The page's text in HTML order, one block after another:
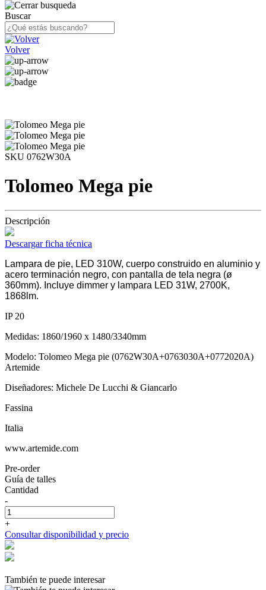
Buscar
Volver
SKU 0762W30A
Tolomeo Mega pie
Descripción
Descargar ficha técnica
Lampara de pie, LED 310W, cuerpo construido en aluminio y
acero terminación negro, con pantalla de tela negra (ø
360mm). Incluye dimmer y lampara LED 31W, 2700K,
1868lm.
IP 20
Medidas: 1860/1960 x 1480/3340mm
Modelo: Tolomeo Mega pie (0762W30A+0763030A+0772020A)
Artemide
Diseñadores: Michele De Lucchi & Giancarlo
Fassina
Italia
www.artemide.com
Pre-order
Guía de talles
Cantidad
-
+
Consultar disponibilidad y precio
También te puede interesar